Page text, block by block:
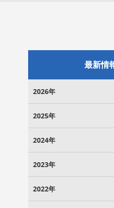
最新情
2026年
2025年
2024年
2023年
2022年